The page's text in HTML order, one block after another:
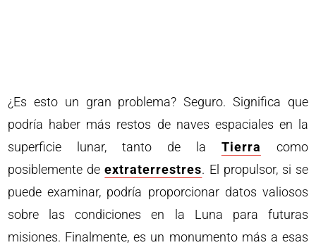
¿Es esto un gran problema? Seguro. Significa que
podría haber más restos de naves espaciales en la
superficie lunar, tanto de la Tierra como
posiblemente deextraterrestres. El propulsor, si se
puede examinar, podría proporcionar datos valiosos
sobre las condiciones en la Luna para futuras
misiones. Finalmente, es un monumento más a esas